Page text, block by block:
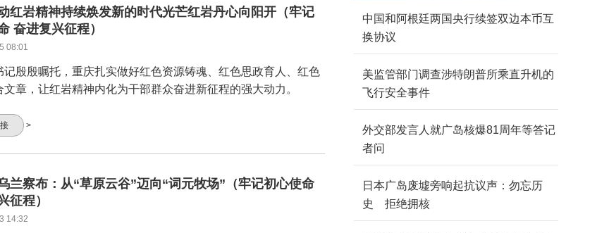
红岩精神持续焕发新的时代光芒红岩丹心向阳开（牢记
奋进复兴征程）
08:01
记殷殷嘱托，重庆扎实做好红色资源铸魂、红色思政育人、红色
文章，让红岩精神内化为干部群众奋进新征程的强大动力。
>
兰察布：从“草原云谷”迈向“词元牧场”（牢记初心使命
征程）
14:32
中国和阿根廷两国央行续签双边本币互
换协议
美监管部门调查涉特朗普所乘直升机的
飞行安全事件
外交部发言人就广岛核爆81周年等答记
者问
日本广岛废墟旁响起抗议声：勿忘历
史 拒绝拥核